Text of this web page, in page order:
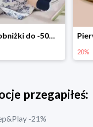
Pierwsze wiosenne zakupy -20%
30%
przegapiłeś:
-21%